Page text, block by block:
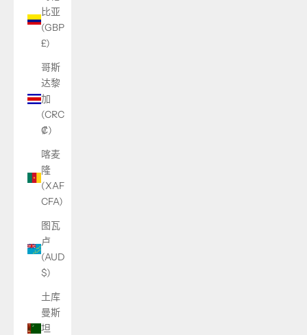
比亚
(GBP
£)
哥斯
达黎
加
(CRC
₡)
喀麦
隆
(XAF
CFA)
图瓦
卢
(AUD
$)
土库
曼斯
坦